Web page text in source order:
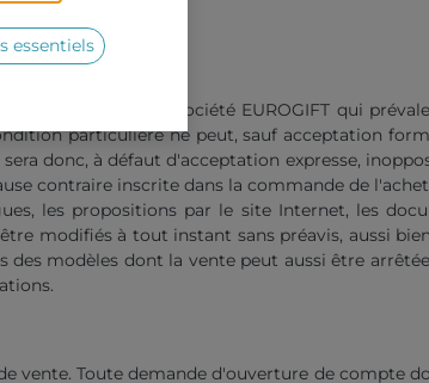
(CGV) de la société EUROGIFT qui
particulière ne peut, sauf acceptation
donc, à défaut d'acceptation expresse,
contraire inscrite dans la commande de
les propositions par le site Internet, les
modifiés à tout instant sans préavis, aussi
modèles dont la vente peut aussi être
vente. Toute demande d'ouverture de compte
essentiels